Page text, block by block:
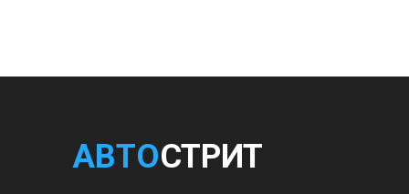
АВТОСТРИТ